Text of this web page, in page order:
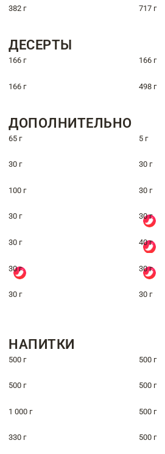
382 г 717 г
ДЕСЕРТЫ
166 г 166 г
166 г 498 г
ДОПОЛНИТЕЛЬНО
65 г 5 г
30 г 30 г
100 г 30 г
30 г 30 г
30 г 40 г
30 г 30 г
30 г 30 г
НАПИТКИ
500 г 500 г
500 г 500 г
1 000 г 500 г
330 г 500 г